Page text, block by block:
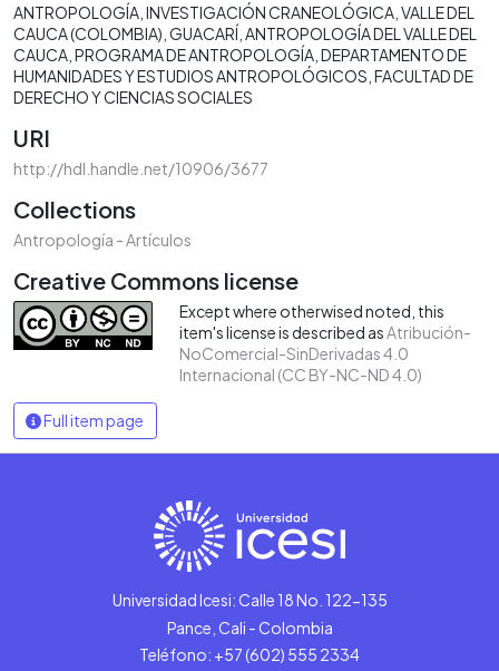
ANTROPOLOGÍA INVESTIGACIÓN CRANEOLÓGICA VALLE DEL
CAUCA (COLOMBIA) GUACARÍ ANTROPOLOGÍA DEL VALLE DEL
CAUCA PROGRAMA DE ANTROPOLOGÍA DEPARTAMENTO DE
HUMANIDADES Y ESTUDIOS ANTROPOLÓGICOS FACULTAD DE
DERECHO Y CIENCIAS SOCIALES
URI
http://hdl.handle.net/10906/3677
Collections
Antropología - Artículos
Creative Commons license
Except where otherwised noted, this
item's license is described asAtribución-
NoComercial-SinDerivadas 4.0
Internacional (CC BY-NC-ND 4.0)
Full item page
Universidad Icesi: Calle 18 No. 122-135
Pance, Cali - Colombia
Teléfono: +57 (602) 555 2334